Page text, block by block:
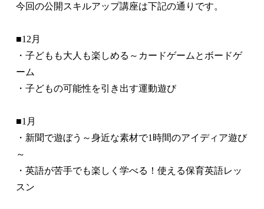
今回の公開スキルアップ講座は下記の通りです。
■12月
・子どもも大人も楽しめる～カードゲームとボードゲ
ーム
・子どもの可能性を引き出す運動遊び
■1月
・新聞で遊ぼう～身近な素材で1時間のアイディア遊び
～
・英語が苦手でも楽しく学べる！使える保育英語レッ
スン